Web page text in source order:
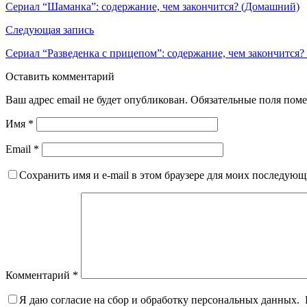
Сериал “Шаманка”: содержание, чем закончится? (Домашний)
Следующая запись
Сериал “Разведенка с прицепом”: содержание, чем
Оставить комментарий
Ваш адрес email не будет опубликован. Обязательные поля
Имя *
Email *
Сохранить имя и e-mail в этом браузере для моих
Комментарий *
Я даю согласие на сбор и обработку персональных данных.